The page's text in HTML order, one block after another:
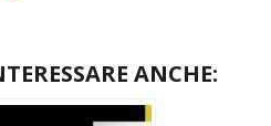
ANCHE: